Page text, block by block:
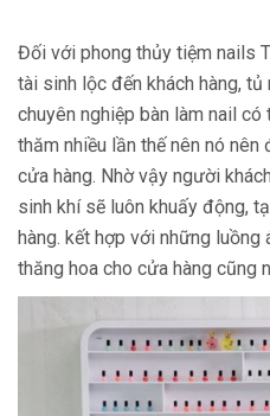
Đối với phong thủy tiệm nails
tài sinh lộc đến khách hàng,
chuyên nghiệp bàn làm nail
thăm nhiều lần thế nên nó
cửa hàng. Nhờ vậy người
sinh khí sẽ luôn khuấy động,
hàng. kết hợp với những
thăng hoa cho cửa hàng cũng